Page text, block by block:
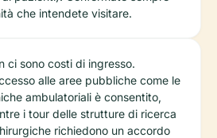
che intendete visitare.
ci sono costi di ingresso.
alle aree pubbliche come le
ambulatoriali è consentito,
i tour delle strutture di ricerca
richiedono un accordo